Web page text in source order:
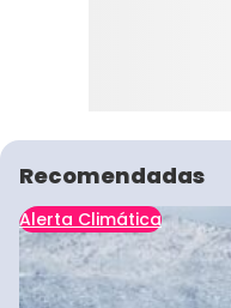
Recomendadas
Alerta Climática